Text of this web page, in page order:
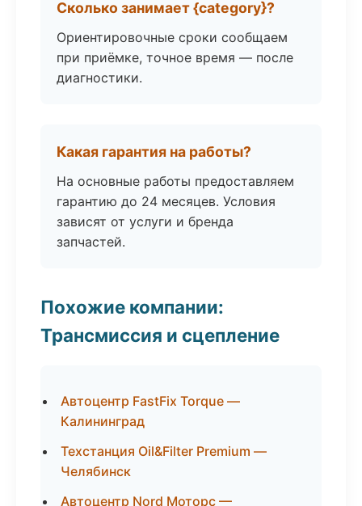
Сколько занимает {category}?
Ориентировочные сроки сообщаем
при приёмке, точное время — после
диагностики.
Какая гарантия на работы?
На основные работы предоставляем
гарантию до 24 месяцев. Условия
зависят от услуги и бренда
запчастей.
Похожие компании:
Трансмиссия и сцепление
Автоцентр FastFix Torque —
Калининград
Техстанция Oil&Filter Premium —
Челябинск
Автоцентр Nord Моторс —